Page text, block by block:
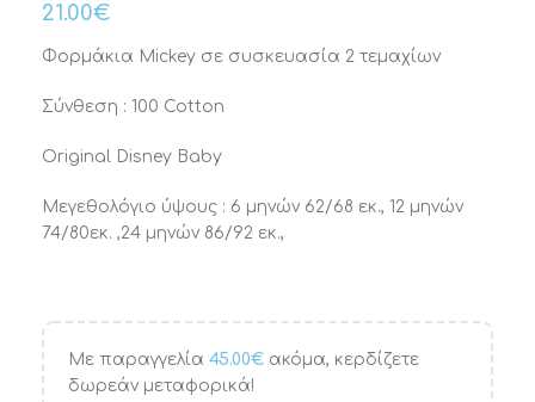
21.00€
Φορμάκια Mickey σε συσκευασία 2 τεμαχίων
Σύνθεση : 100 Cotton
Original Disney Baby
Μεγεθολόγιο ύψους : 6 μηνών 62/68 εκ., 12 μηνών
74/80εκ. ,24 μηνών 86/92 εκ.,
Με παραγγελία 45.00€ ακόμα, κερδίζετε
δωρεάν μεταφορικά!